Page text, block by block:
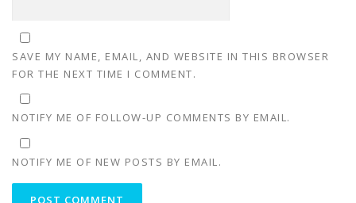
SAVE MY NAME, EMAIL, AND WEBSITE IN THIS BROWSER
FOR THE NEXT TIME I COMMENT.
NOTIFY ME OF FOLLOW-UP COMMENTS BY EMAIL.
NOTIFY ME OF NEW POSTS BY EMAIL.